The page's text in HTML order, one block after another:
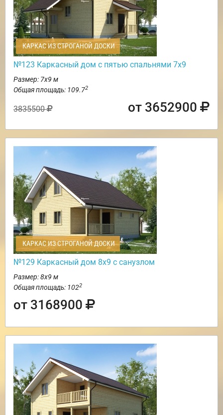
КАРКАС ИЗ СТРОГАНОЙ ДОСКИ
№123 Каркасный дом с пятью спальнями 7х9
Размер: 7х9 м
Общая площадь: 109.72
3835500 от 3652900
КАРКАС ИЗ СТРОГАНОЙ ДОСКИ
№129 Каркасный дом 8х9 с санузлом
Размер: 8х9 м
Общая площадь: 1022
от 3168900